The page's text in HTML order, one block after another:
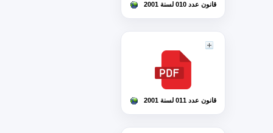
قانون عدد 010 لسنة 2001
قانون عدد 011 لسنة 2001